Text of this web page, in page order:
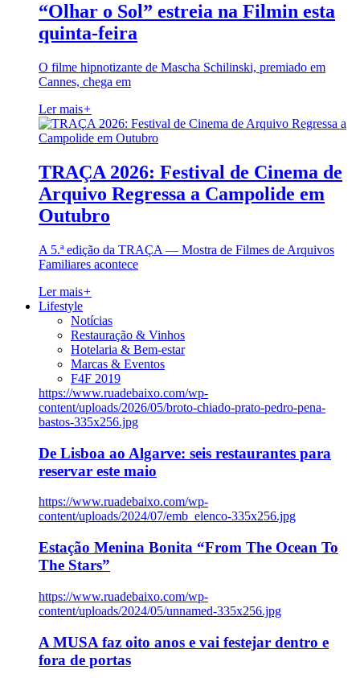
“Olhar o Sol” estreia na Filmin esta
quinta-feira
O filme hipnotizante de Mascha Schilinski, premiado em
Cannes, chega em
Ler mais+
TRAÇA 2026: Festival de Cinema de
Arquivo Regressa a Campolide em
Outubro
A 5.ª edição da TRAÇA — Mostra de Filmes de Arquivos
Familiares acontece
Ler mais+
Lifestyle
Notícias
Restauração & Vinhos
Hotelaria & Bem-estar
Marcas & Eventos
F4F 2019
https://www.ruadebaixo.com/wp-
content/uploads/2026/05/broto-chiado-prato-pedro-pena-
bastos-335x256.jpg
De Lisboa ao Algarve: seis restaurantes para
reservar este maio
https://www.ruadebaixo.com/wp-
content/uploads/2024/07/emb_elenco-335x256.jpg
Estação Menina Bonita “From The Ocean To
The Stars”
https://www.ruadebaixo.com/wp-
content/uploads/2024/05/unnamed-335x256.jpg
A MUSA faz oito anos e vai festejar dentro e
fora de portas